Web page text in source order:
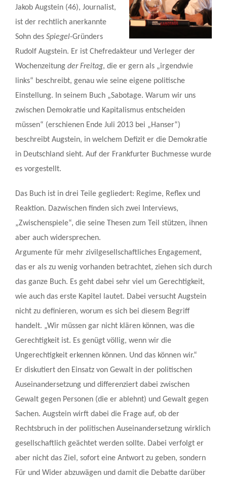
Jakob Augstein (46), Journalist,
ist der rechtlich anerkannte
Sohn des Spiegel-Gründers
Rudolf Augstein. Er ist Chefredakteur und Verleger der
Wochenzeitung der Freitag, die er gern als „irgendwie
links“ beschreibt, genau wie seine eigene politische
Einstellung. In seinem Buch „Sabotage. Warum wir uns
zwischen Demokratie und Kapitalismus entscheiden
müssen“ (erschienen Ende Juli 2013 bei „Hanser“)
beschreibt Augstein, in welchem Defizit er die Demokratie
in Deutschland sieht. Auf der Frankfurter Buchmesse wurde
es vorgestellt.
Das Buch ist in drei Teile gegliedert: Regime, Reflex und
Reaktion. Dazwischen finden sich zwei Interviews,
„Zwischenspiele“, die seine Thesen zum Teil stützen, ihnen
aber auch widersprechen.
Argumente für mehr zivilgesellschaftliches Engagement,
das er als zu wenig vorhanden betrachtet, ziehen sich durch
das ganze Buch. Es geht dabei sehr viel um Gerechtigkeit,
wie auch das erste Kapitel lautet. Dabei versucht Augstein
nicht zu definieren, worum es sich bei diesem Begriff
handelt. „Wir müssen gar nicht klären können, was die
Gerechtigkeit ist. Es genügt völlig, wenn wir die
Ungerechtigkeit erkennen können. Und das können wir.“
Er diskutiert den Einsatz von Gewalt in der politischen
Auseinandersetzung und differenziert dabei zwischen
Gewalt gegen Personen (die er ablehnt) und Gewalt gegen
Sachen. Augstein wirft dabei die Frage auf, ob der
Rechtsbruch in der politischen Auseinandersetzung wirklich
gesellschaftlich geächtet werden sollte. Dabei verfolgt er
aber nicht das Ziel, sofort eine Antwort zu geben, sondern
Für und Wider abzuwägen und damit die Debatte darüber